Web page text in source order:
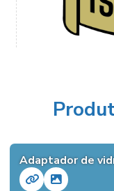
Adaptador de